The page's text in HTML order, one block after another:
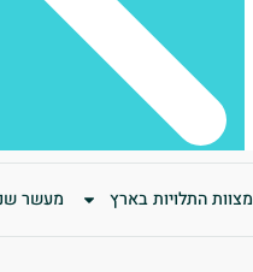
מצוות התלויות בארץ מעשר